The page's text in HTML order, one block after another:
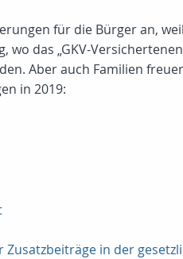
für die Bürger an,
wo das „GKV-
Aber auch Familien
in 2019:
in der